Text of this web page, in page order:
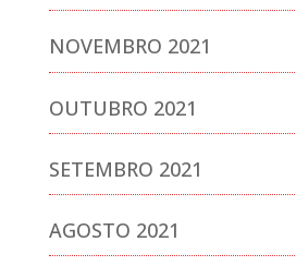
NOVEMBRO 2021
OUTUBRO 2021
SETEMBRO 2021
AGOSTO 2021